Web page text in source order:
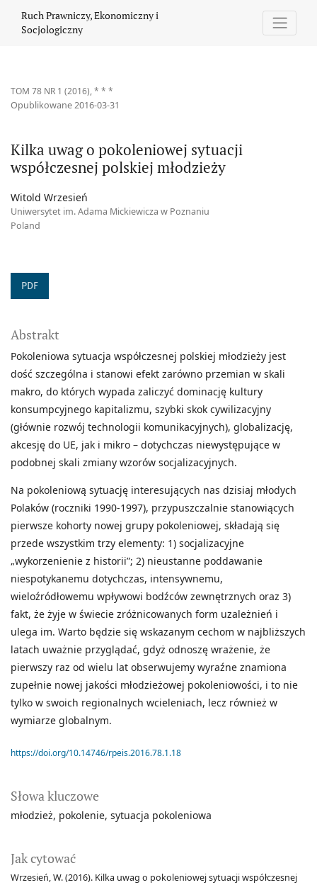
Ruch Prawniczy, Ekonomiczny i
Socjologiczny
TOM 78 NR 1 (2016),* * *
Kilka uwag o pokoleniowej sytuacji
współczesnej polskiej młodzieży
Opublikowane 2016-03-31
Witold Wrzesień
Uniwersytet im. Adama Mickiewicza w Poznaniu
Poland
PDF
Słowa kluczowe
młodzież pokolenie sytuacja pokoleniowa
Jak cytować
Wrzesień, W. (2016). Kilka uwag o pokoleniowej sytuacji współczesnej
Abstrakt
Pokoleniowa sytuacja współczesnej polskiej młodzieży jest
dość szczególna i stanowi efekt zarówno przemian w skali
makro, do których wypada zaliczyć dominację kultury
konsumpcyjnego kapitalizmu, szybki skok cywilizacyjny
(głównie rozwój technologii komunikacyjnych), globalizację,
akcesję do UE, jak i mikro – dotychczas niewystępujące w
podobnej skali zmiany wzorów socjalizacyjnych.
Na pokoleniową sytuację interesujących nas dzisiaj młodych
Polaków (roczniki 1990-1997), przypuszczalnie stanowiących
pierwsze kohorty nowej grupy pokoleniowej, składają się
przede wszystkim trzy elementy: 1) socjalizacyjne
„wykorzenienie z historii”; 2) nieustanne poddawanie
niespotykanemu dotychczas, intensywnemu,
wieloźródłowemu wpływowi bodźców zewnętrznych oraz 3)
fakt, że żyje w świecie zróżnicowanych form uzależnień i
ulega im. Warto będzie się wskazanym cechom w najbliższych
latach uważnie przyglądać, gdyż odnoszę wrażenie, że
pierwszy raz od wielu lat obserwujemy wyraźne znamiona
zupełnie nowej jakości młodzieżowej pokoleniowości, i to nie
tylko w swoich regionalnych wcieleniach, lecz również w
wymiarze globalnym.
https://doi.org/10.14746/rpeis.2016.78.1.18